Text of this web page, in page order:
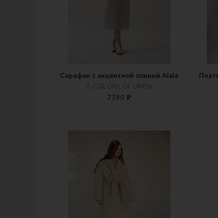
Сарафан с акцентной спиной Alaia
6 COLORS OF LINEN
7780 ₽